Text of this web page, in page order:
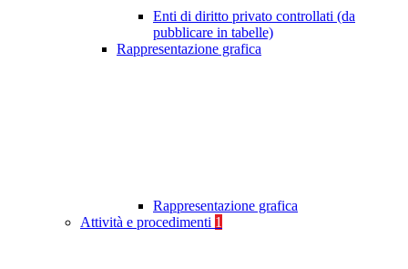
Enti di diritto privato controllati (da
pubblicare in tabelle)
Rappresentazione grafica
Rappresentazione grafica
Attività e procedimenti 1